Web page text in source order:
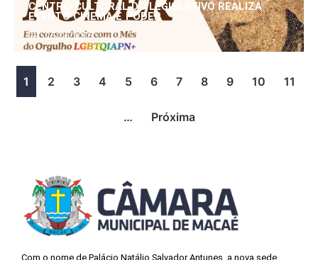
CENTRO CULTURAL DO LEGISLATIVO REALIZA
EVENTO CINEMA E PODER
25/06/2026
1 2 3 4 5 6 7 8 9 10 11
… Próxima
Com o nome de Palácio Natálio Salvador Antunes, a nova sede